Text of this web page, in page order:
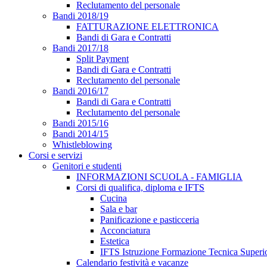
Reclutamento del personale
Bandi 2018/19
FATTURAZIONE ELETTRONICA
Bandi di Gara e Contratti
Bandi 2017/18
Split Payment
Bandi di Gara e Contratti
Reclutamento del personale
Bandi 2016/17
Bandi di Gara e Contratti
Reclutamento del personale
Bandi 2015/16
Bandi 2014/15
Whistleblowing
Corsi e servizi
Genitori e studenti
INFORMAZIONI SCUOLA - FAMIGLIA
Corsi di qualifica, diploma e IFTS
Cucina
Sala e bar
Panificazione e pasticceria
Acconciatura
Estetica
IFTS Istruzione Formazione Tecnica
Calendario festività e vacanze